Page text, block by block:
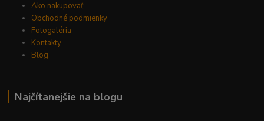
Ako nakupovať
Obchodné podmienky
Fotogaléria
Kontakty
Blog
Najčítanejšie na blogu